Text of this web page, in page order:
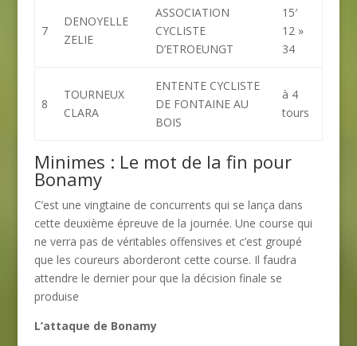
7
DENOYELLE
ZELIE
ASSOCIATION
CYCLISTE
D’ETROEUNGT
15′
12 »
34
8
TOURNEUX
CLARA
ENTENTE CYCLISTE
DE FONTAINE AU
BOIS
à 4
tours
Minimes : Le mot de la fin pour
Bonamy
C’est une vingtaine de concurrents qui se lança dans
cette deuxième épreuve de la journée. Une course qui
ne verra pas de véritables offensives et c’est groupé
que les coureurs aborderont cette course. Il faudra
attendre le dernier pour que la décision finale se
produise
L’attaque de Bonamy